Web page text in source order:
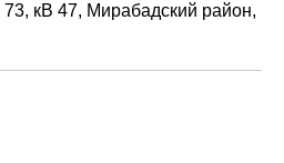
кВ 47, Мирабадский район,